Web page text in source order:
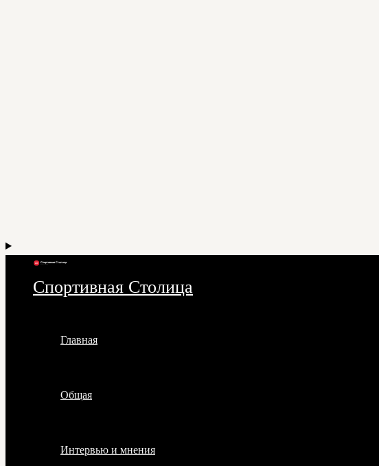
Спортивная Столица
Главная
Общая
Интервью и мнения